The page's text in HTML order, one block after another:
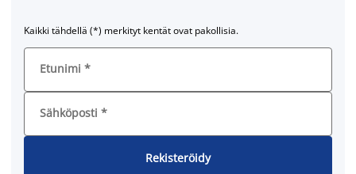
Kaikki tähdellä (*) merkityt kentät ovat pakollisia.
Etunimi *
Sähköposti *
Rekisteröidy